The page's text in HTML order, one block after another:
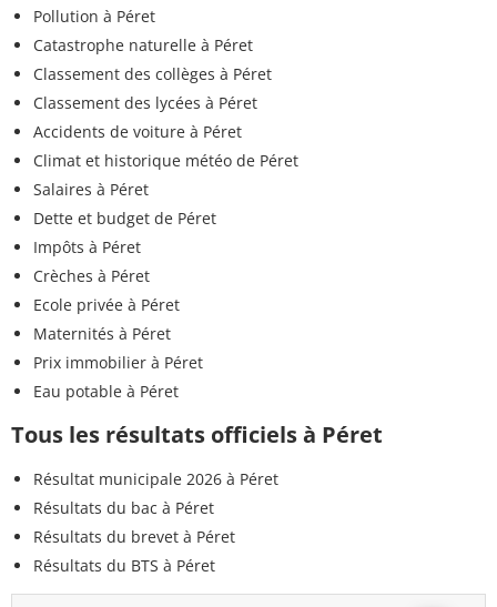
Pollution à Péret
Catastrophe naturelle à Péret
Classement des collèges à Péret
Classement des lycées à Péret
Accidents de voiture à Péret
Climat et historique météo de Péret
Salaires à Péret
Dette et budget de Péret
Impôts à Péret
Crèches à Péret
Ecole privée à Péret
Maternités à Péret
Prix immobilier à Péret
Eau potable à Péret
Tous les résultats officiels à Péret
Résultat municipale 2026 à Péret
Résultats du bac à Péret
Résultats du brevet à Péret
Résultats du BTS à Péret